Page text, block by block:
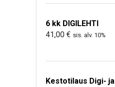
6 kk DIGILEHTI
41,00 € sis. alv. 10%
Kestotilaus Digi- ja